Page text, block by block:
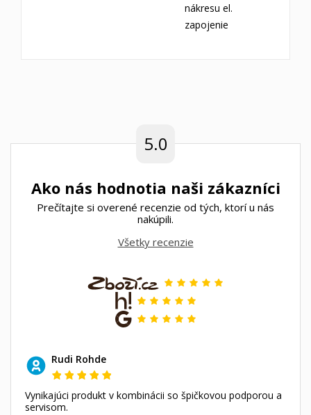
nákresu el.
zapojenie
5.0
Ako nás hodnotia naši zákazníci
Prečítajte si overené recenzie od tých, ktorí u nás
nakúpili.
Všetky recenzie
Rudi Rohde
Vynikajúci produkt v kombinácii so špičkovou podporou a
servisom.